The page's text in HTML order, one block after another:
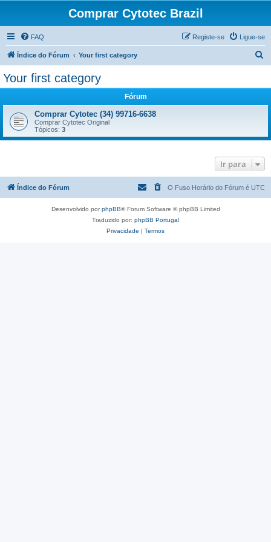
Comprar Cytotec Brazil
FAQ Ligue-se
Registe-se
Índice do Fórum Your first category
s
r
Your first category
Fórum
Comprar Cytotec (34) 99716-6638
Comprar Cytotec Original
Tópicos: 3
Ir para
Índice do Fórum O Fuso Horário do Fórum é UTC
Desenvolvido porphpBB® Forum Software © phpBB Limited
Traduzido por: phpBB Portugal
Privacidade | Termos